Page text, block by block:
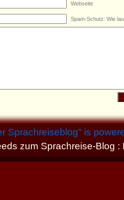
Webseite
Spam-Schutz: Wie
Sprachreiseblog" is
zum Sprachreise-Blog :